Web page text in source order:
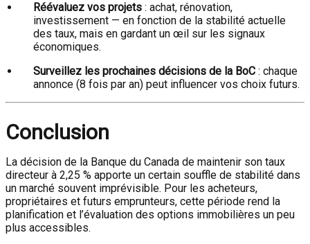
Réévaluez vos projets : achat, rénovation,
investissement — en fonction de la stabilité actuelle
des taux, mais en gardant un œil sur les signaux
économiques.
Surveillez les prochaines décisions de la BoC : chaque
annonce (8 fois par an) peut influencer vos choix futurs.
Conclusion
La décision de la Banque du Canada de maintenir son taux
directeur à 2,25 % apporte un certain souffle de stabilité dans
un marché souvent imprévisible. Pour les acheteurs,
propriétaires et futurs emprunteurs, cette période rend la
planification et l’évaluation des options immobilières un peu
plus accessibles.